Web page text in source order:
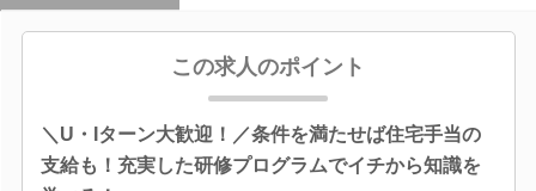
この求人のポイント
＼U・Iターン大歓迎！／条件を満たせば住宅手当の
支給も！充実した研修プログラムでイチから知識を